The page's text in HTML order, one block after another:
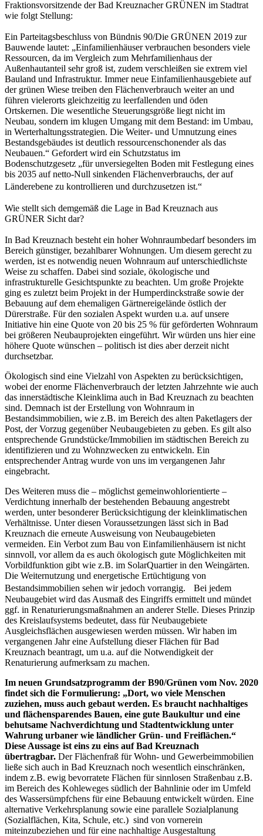
Fraktionsvorsitzende der Bad Kreuznacher GRÜNEN im Stadtrat
wie folgt Stellung:
Ein Parteitagsbeschluss von Bündnis 90/Die GRÜNEN 2019 zur
Bauwende lautet: „Einfamilienhäuser verbrauchen besonders viele
Ressourcen, da im Vergleich zum Mehrfamilienhaus der
Außenhautanteil sehr groß ist, zudem verschleißen sie extrem viel
Bauland und Infrastruktur. Immer neue Einfamilienhausgebiete auf
der grünen Wiese treiben den Flächenverbrauch weiter an und
führen vielerorts gleichzeitig zu leerfallenden und öden
Ortskernen. Die wesentliche Steuerungsgröße liegt nicht im
Neubau, sondern im klugen Umgang mit dem Bestand: im Umbau,
in Werterhaltungsstrategien. Die Weiter- und Umnutzung eines
Bestandsgebäudes ist deutlich ressourcenschonender als das
Neubauen.“ Gefordert wird ein Schutzstatus im
Bodenschutzgesetz „für unversiegelten Boden mit Festlegung eines
bis 2035 auf netto-Null sinkenden Flächenverbrauchs, der auf
Länderebene zu kontrollieren und durchzusetzen ist.“
Wie stellt sich demgemäß die Lage in Bad Kreuznach aus
GRÜNER Sicht dar?
In Bad Kreuznach besteht ein hoher Wohnraumbedarf besonders im
Bereich günstiger, bezahlbarer Wohnungen. Um diesem gerecht zu
werden, ist es notwendig neuen Wohnraum auf unterschiedlichste
Weise zu schaffen. Dabei sind soziale, ökologische und
infrastrukturelle Gesichtspunkte zu beachten. Um große Projekte
ging es zuletzt beim Projekt in der Humperdinckstraße sowie der
Bebauung auf dem ehemaligen Gärtnereigelände östlich der
Dürerstraße. Für den sozialen Aspekt wurden u.a. auf unsere
Initiative hin eine Quote von 20 bis 25 % für geförderten Wohnraum
bei größeren Neubauprojekten eingeführt. Wir würden uns hier eine
höhere Quote wünschen – politisch ist dies aber derzeit nicht
durchsetzbar.
Ökologisch sind eine Vielzahl von Aspekten zu berücksichtigen,
wobei der enorme Flächenverbrauch der letzten Jahrzehnte wie auch
das innerstädtische Kleinklima auch in Bad Kreuznach zu beachten
sind. Demnach ist der Erstellung von Wohnraum in
Bestandsimmobilien, wie z.B. im Bereich des alten Paketlagers der
Post, der Vorzug gegenüber Neubaugebieten zu geben. Es gilt also
entsprechende Grundstücke/Immobilien im städtischen Bereich zu
identifizieren und zu Wohnzwecken zu entwickeln. Ein
entsprechender Antrag wurde von uns im vergangenen Jahr
eingebracht.
Des Weiteren muss die – möglichst gemeinwohlorientierte –
Verdichtung innerhalb der bestehenden Bebauung angestrebt
werden, unter besonderer Berücksichtigung der kleinklimatischen
Verhältnisse. Unter diesen Voraussetzungen lässt sich in Bad
Kreuznach die erneute Ausweisung von Neubaugebieten
vermeiden. Ein Verbot zum Bau von Einfamilienhäusern ist nicht
sinnvoll, vor allem da es auch ökologisch gute Möglichkeiten mit
Vorbildfunktion gibt wie z.B. im SolarQuartier in den Weingärten.
Die Weiternutzung und energetische Ertüchtigung von
Bestandsimmobilien sehen wir jedoch vorrangig. Bei jedem
Neubaugebiet wird das Ausmaß des Eingriffs ermittelt und mündet
ggf. in Renaturierungsmaßnahmen an anderer Stelle. Dieses Prinzip
des Kreislaufsystems bedeutet, dass für Neubaugebiete
Ausgleichsflächen ausgewiesen werden müssen. Wir haben im
vergangenen Jahr eine Aufstellung dieser Flächen für Bad
Kreuznach beantragt, um u.a. auf die Notwendigkeit der
Renaturierung aufmerksam zu machen.
Im neuen Grundsatzprogramm der B90/Grünen vom Nov. 2020
findet sich die Formulierung: „Dort, wo viele Menschen
zuziehen, muss auch gebaut werden. Es braucht nachhaltiges
und flächensparendes Bauen, eine gute Baukultur und eine
behutsame Nachverdichtung und Stadtentwicklung unter
Wahrung urbaner wie ländlicher Grün- und Freiflächen.“
Diese Aussage ist eins zu eins auf Bad Kreuznach
übertragbar. Der Flächenfraß für Wohn- und Gewerbeimmobilien
ließe sich auch in Bad Kreuznach noch wesentlich einschränken,
indem z.B. ewig bevorratete Flächen für sinnlosen Straßenbau z.B.
im Bereich des Kohleweges südlich der Bahnlinie oder im Umfeld
des Wassersümpfchens für eine Bebauung entwickelt würden. Eine
alternative Verkehrsplanung sowie eine parallele Sozialplanung
(Sozialflächen, Kita, Schule, etc.) sind von vornerein
miteinzubeziehen und für eine nachhaltige Ausgestaltung